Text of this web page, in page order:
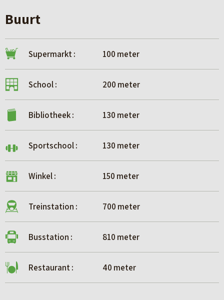
Buurt
Supermarkt : 100 meter
School : 200 meter
Bibliotheek : 130 meter
Sportschool : 130 meter
Winkel : 150 meter
Treinstation : 700 meter
Busstation : 810 meter
Restaurant : 40 meter